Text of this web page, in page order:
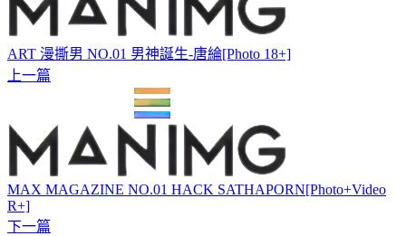
ART 漫撕男 NO.01 男神誕生-唐綸[Photo 18+]
上一篇
MAX MAGAZINE NO.01 HACK SATHAPORN[Photo+Video
R+]
下一篇